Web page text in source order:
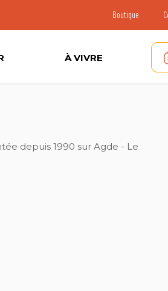
Boutique
À VIVRE
depuis 1990 sur Agde - Le